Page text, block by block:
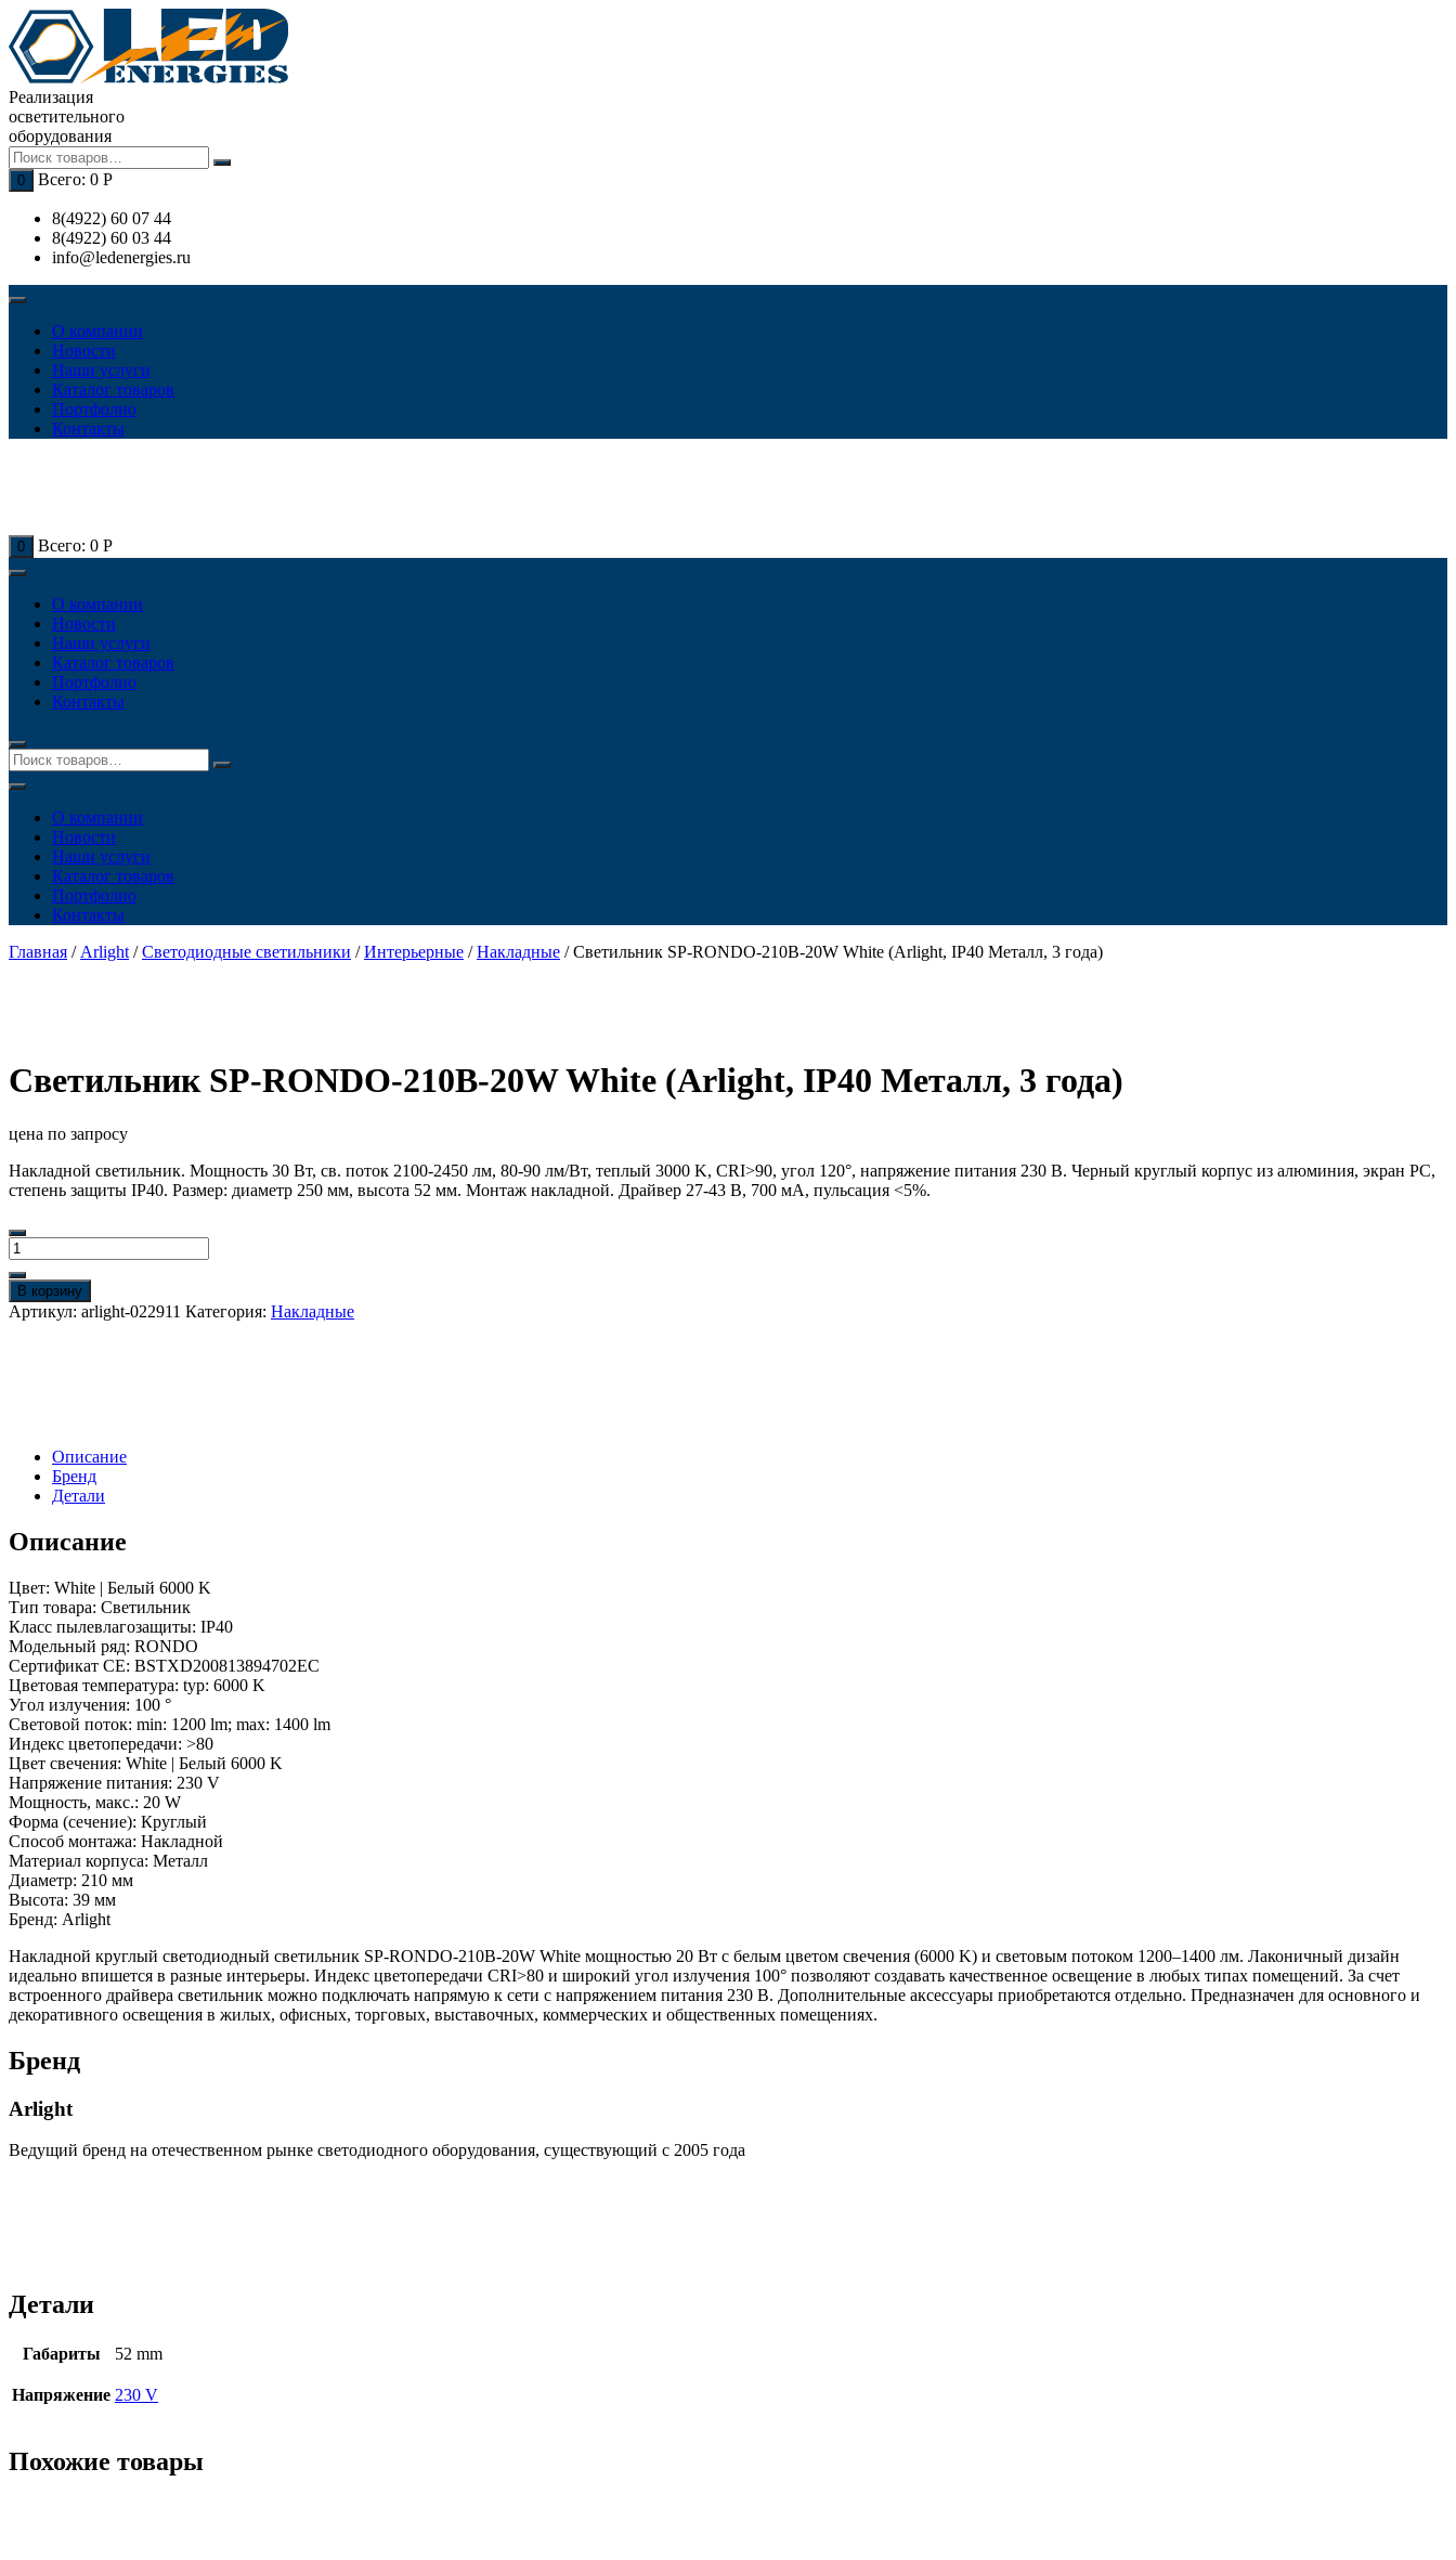
Перейти
к
содержимому
Реализация
осветительного
оборудования
0 Всего: 0 Р
8(4922) 60 07 44
8(4922) 60 03 44
info@ledenergies.ru
О компании
Новости
Наши услуги
Каталог товаров
Портфолио
Контакты
0 Всего: 0 Р
О компании
Новости
Наши услуги
Каталог товаров
Портфолио
Контакты
О компании
Новости
Наши услуги
Каталог товаров
Портфолио
Контакты
Главная / Arlight /Светодиодные светильники /Интерьерные /Накладные / Светильник SP-RONDO-210B-20W White (Arlight, IP40 Металл, 3 года)
Светильник SP-RONDO-210B-20W White (Arlight, IP40 Металл, 3 года)
цена по запросу
Накладной светильник. Мощность 30 Вт, св. поток 2100-2450 лм, 80-90 лм/Вт, теплый 3000 K, CRI>90, угол 120°, напряжение питания 230 В. Черный круглый корпус из алюминия, экран PC,
степень защиты IP40. Размер: диаметр 250 мм, высота 52 мм. Монтаж накладной. Драйвер 27-43 В, 700 мА, пульсация <5%.
Количество
товара
Светильник
SP-
RONDO-
года)
В корзину
Артикул: arlight-022911 Категория: Накладные
Описание
Бренд
Детали
Описание
Цвет: White | Белый 6000 K
Тип товара: Светильник
Класс пылевлагозащиты: IP40
Модельный ряд: RONDO
Сертификат CE: BSTXD200813894702EC
Цветовая температура: typ: 6000 K
Угол излучения: 100 °
Световой поток: min: 1200 lm; max: 1400 lm
Индекс цветопередачи: >80
Цвет свечения: White | Белый 6000 K
Напряжение питания: 230 V
Мощность, макс.: 20 W
Форма (сечение): Круглый
Способ монтажа: Накладной
Материал корпуса: Металл
Диаметр: 210 мм
Высота: 39 мм
Бренд: Arlight
Накладной круглый светодиодный светильник SP-RONDO-210B-20W White мощностью 20 Вт с белым цветом свечения (6000 K) и световым потоком 1200–1400 лм. Лаконичный дизайн
идеально впишется в разные интерьеры. Индекс цветопередачи CRI>80 и широкий угол излучения 100° позволяют создавать качественное освещение в любых типах помещений. За счет
встроенного драйвера светильник можно подключать напрямую к сети с напряжением питания 230 В. Дополнительные аксессуары приобретаются отдельно. Предназначен для основного и
декоративного освещения в жилых, офисных, торговых, выставочных, коммерческих и общественных помещениях.
Бренд
Arlight
Ведущий бренд на отечественном рынке светодиодного оборудования, существующий с 2005 года
Детали
Габариты 52 mm
Напряжение 230 V
Похожие товары